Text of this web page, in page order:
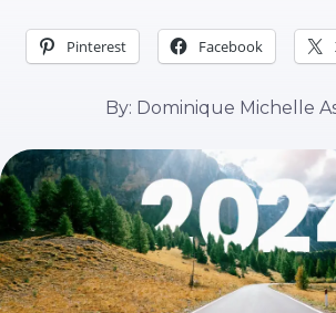
Pinterest Facebook
By: Dominique Michelle